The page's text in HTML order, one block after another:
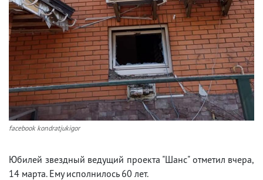
facebook kondratjukigor
Юбилей звездный ведущий проекта "Шанс" отметил вчера,
14 марта. Ему исполнилось 60 лет.